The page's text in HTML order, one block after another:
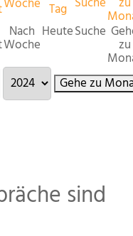
Nach
Woche
HeuteSuche
zu
Gehe zu
sind